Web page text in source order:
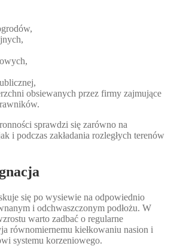
obsiewanych przez firmy zajmujące
sprawdzi się zarówno na
i podczas zakładania rozległych terenów
się po wysiewie na odpowiednio
i odchwaszczonym podłożu. W
warto zadbać o regularne
równomiernemu kiełkowaniu nasion i
systemu korzeniowego.